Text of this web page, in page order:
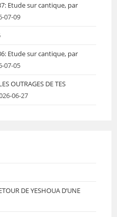
Etude sur cantique, par
07-09
Etude sur cantique, par
07-05
OUTRAGES DE TES
06-27
DE YESHOUA D’UNE